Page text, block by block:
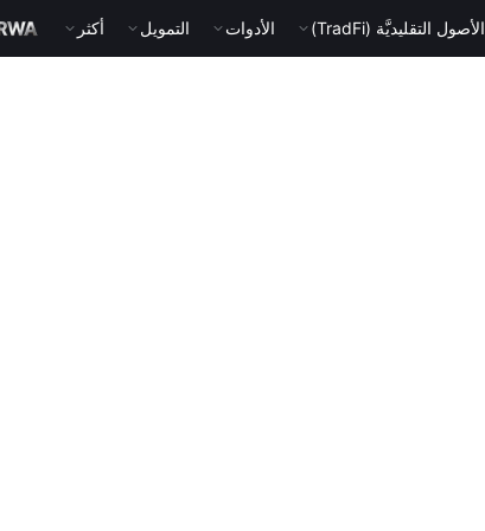
الأصول التقليديَّة (TradFi) الأدوات التمويل أكثر